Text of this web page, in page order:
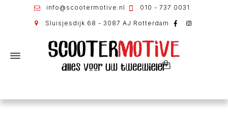
info@scootermotive.nl 010 - 737 0031
Sluisjesdijk 68 - 3087 AJ Rotterdam